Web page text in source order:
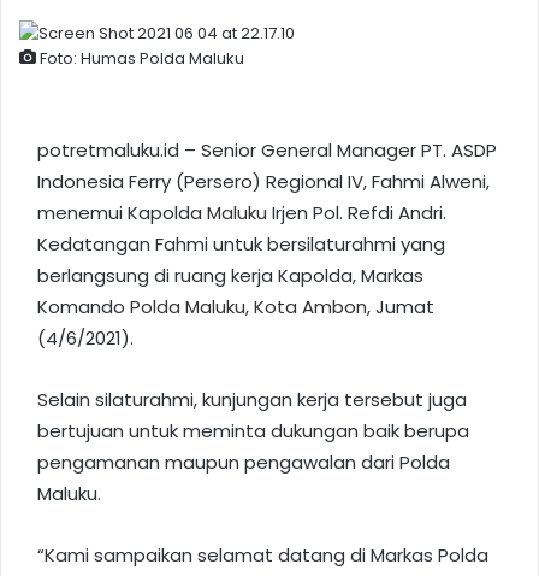
Foto: Humas Polda Maluku
potretmaluku.id – Senior General Manager PT. ASDP
Indonesia Ferry (Persero) Regional IV, Fahmi Alweni,
menemui Kapolda Maluku Irjen Pol. Refdi Andri.
Kedatangan Fahmi untuk bersilaturahmi yang
berlangsung di ruang kerja Kapolda, Markas
Komando Polda Maluku,Kota Ambon, Jumat
(4/6/2021).
Selain silaturahmi, kunjungan kerja tersebut juga
bertujuan untuk meminta dukungan baik berupa
pengamanan maupun pengawalan dari Polda
Maluku.
“Kami sampaikan selamat datang di Markas Polda